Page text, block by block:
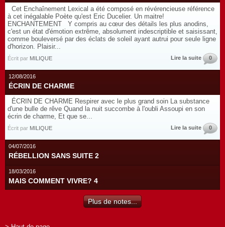
Cet Enchaînement Lexical a été composé en révérencieuse référence
à cet inégalable Poète qu'est Eric Ducelier. Un maitre!
ENCHANTEMENT Y compris au cœur des détails les plus anodins,
c'est un état d'émotion extrême, absolument indescriptible et saisissant,
comme bouleversé par des éclats de soleil ayant autrui pour seule ligne
d'horizon. Plaisir...
Écrit par MILIQUE Lire la suite 0
12/08/2016
ÉCRIN DE CHARME
ÉCRIN DE CHARME Respirer avec le plus grand soin La substance
d'une bulle de rêve Quand la nuit succombe à l'oubli Assoupi en son
écrin de charme, Et que se...
Écrit par MILIQUE Lire la suite 0
04/07/2016
RÉBELLION SANS SUITE 2
18/03/2016
MAIS COMMENT VIVRE? 4
Plus de notes...